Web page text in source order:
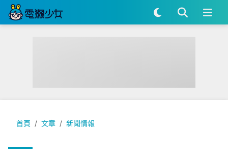
首頁 文章 新聞情報
2020 新制上路！基本薪資調漲、綜所稅新制、幼托補助、健保